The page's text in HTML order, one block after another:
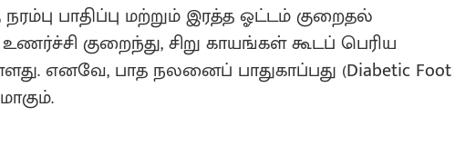
பாதிப்பு மற்றும் இரத்த ஓட்டம் குறைதல்
குறைந்து, சிறு காயங்கள் கூடப் பெரிய
எனவே, பாத நலனைப் பாதுகாப்பது (Diabetic Foot